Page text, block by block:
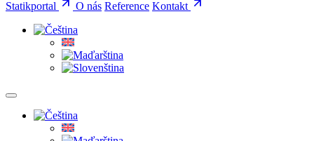
Statikportal
O nás Reference Kontakt